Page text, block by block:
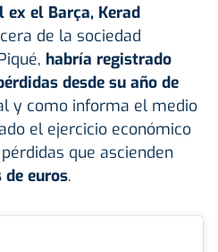
ex el Barça, Kerad
de la sociedad
habría registrado
desde su año de
y como informa el medio
el ejercicio económico
que ascienden
euros.